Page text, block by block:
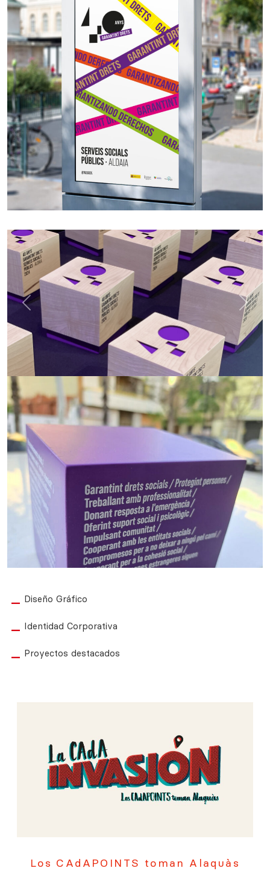
Previous Next
Diseño Gráfico
Identidad Corporativa
Proyectos destacados
Los CAdAPOINTS toman Alaquàs